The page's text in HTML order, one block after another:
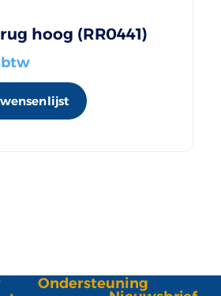
hoog (RR0441)
btw
Ondersteuning